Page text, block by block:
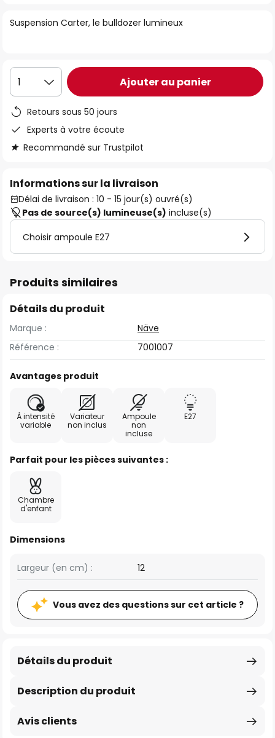
the
Suspension Carter, le bulldozer lumineux
1 Ajouter au panier
Retours sous 50 jours
Experts à votre écoute
Recommandé sur Trustpilot
Informations sur la livraison
Délai de livraison : 10 - 15 jour(s) ouvré(s)
Pas de source(s) lumineuse(s) incluse(s)
Choisir ampoule E27
Produits similaires
Détails du produit
Marque :
Näve
Référence :
7001007
Avantages produit
À intensité
variable
Variateur
non inclus
Ampoule
non
incluse
E27
Parfait pour les pièces suivantes :
Chambre
d'enfant
Dimensions
Largeur (en cm) : 12
Vous avez des questions sur cet article ?
Description du produit
Détails du produit
Avis clients